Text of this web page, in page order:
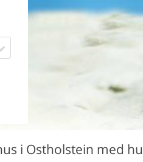
Aircondition
Ladestander til elbil
i Ostholstein med